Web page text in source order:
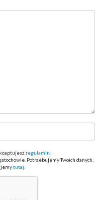
regulamin.
Potrzebujemy Twoich danych,
tutaj.